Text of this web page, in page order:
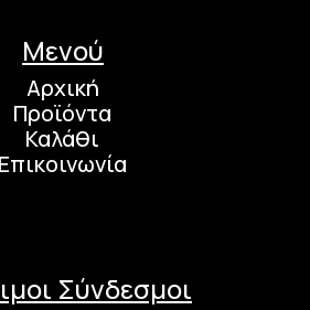
Μενού
Αρχική
Προϊόντα
Καλάθι
Επικοινωνία
Σύνδεσμοι